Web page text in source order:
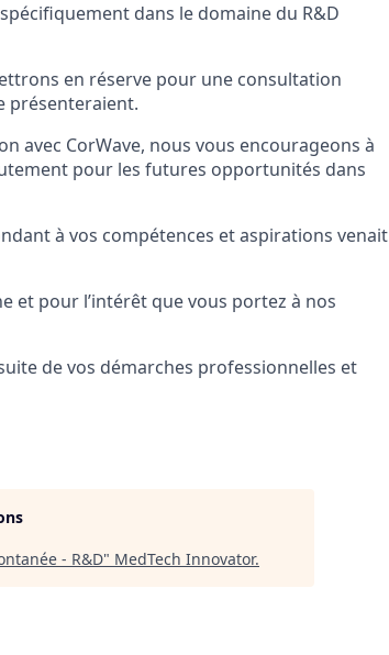
dans le domaine du R&D
en réserve pour une consultation
présenteraient.
avec CorWave, nous vous encourageons à
pour les futures opportunités dans
à vos compétences et aspirations venait
et pour l’intérêt que vous portez à nos
de vos démarches professionnelles et
- R&D" MedTech Innovator.